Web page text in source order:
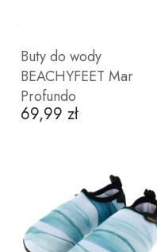
Buty do wody
BEACHYFEET Mar
Profundo
Cena
69,99 zł
ZOBACZ PRODUKT